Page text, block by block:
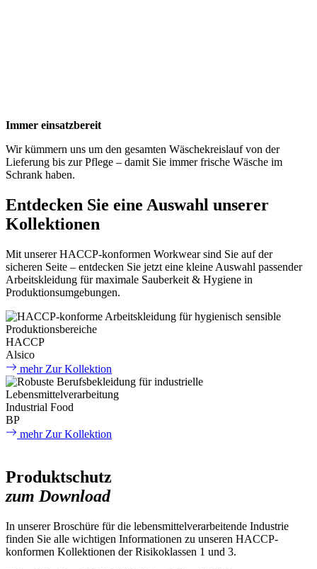
Immer einsatzbereit
Wir kümmern uns um den gesamten Wäschekreislauf von der
Lieferung bis zur Pflege – damit Sie immer frische Wäsche im
Schrank haben.
Entdecken Sie eine Auswahl unserer
Kollektionen
Mit unserer HACCP-konformen Workwear sind Sie auf der
sicheren Seite – entdecken Sie jetzt eine kleine Auswahl passender
Arbeitskleidung für maximale Sauberkeit & Hygiene in
Produktionsumgebungen.
HACCP
Alsico
mehr Zur Kollektion
Industrial Food
BP
mehr Zur Kollektion
Produktschutz
zum Download
In unserer Broschüre für die lebensmittelverarbeitende Industrie
finden Sie alle wichtigen Informationen zu unseren HACCP-
konformen Kollektionen der Risikoklassen 1 und 3.